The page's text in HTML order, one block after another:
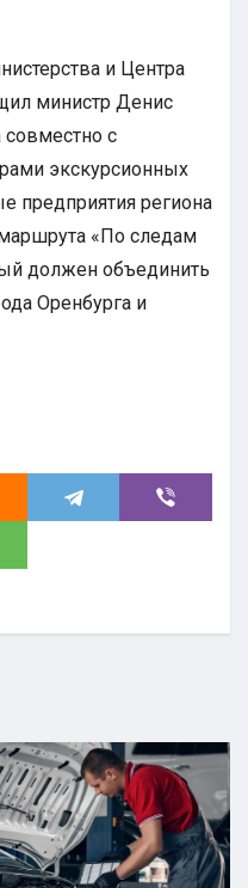
и Центра
министр Денис
совместно с
экскурсионных
предприятия региона
«По следам
должен объединить
Оренбурга и